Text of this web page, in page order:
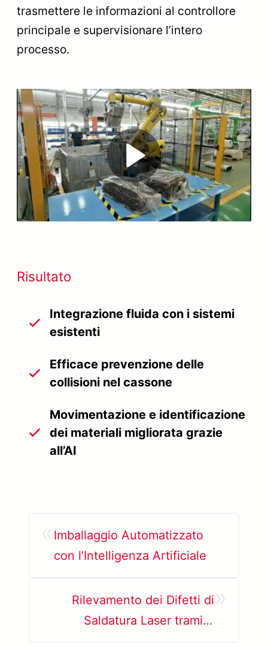
trasmettere le informazioni al controllore
principale e supervisionare l’intero
processo.
Play
Video
Risultato
Integrazione fluida con i sistemi
esistenti
Efficace prevenzione delle
collisioni nel cassone
Movimentazione e identificazione
dei materiali migliorata grazie
all’AI
Imballaggio Automatizzato
con l’Intelligenza Artificiale
Rilevamento dei Difetti di
Saldatura Laser tramite